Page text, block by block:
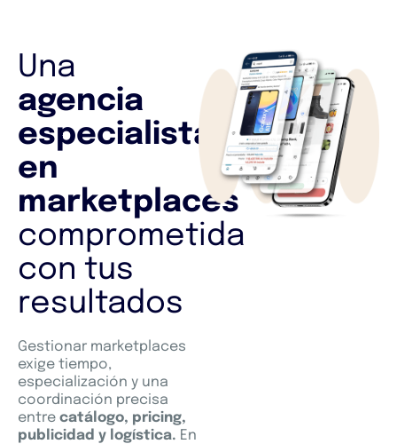
Una
agencia
especialista
en
marketplaces
comprometida
con tus
resultados
Gestionar marketplaces
exige tiempo,
especialización y una
coordinación precisa
entre catálogo, pricing,
publicidad y logística. En